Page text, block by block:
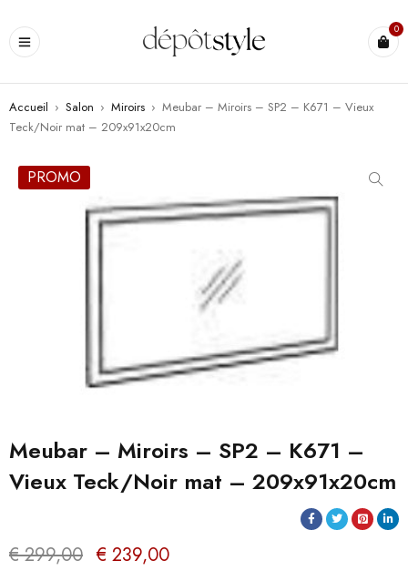
0
Accueil › Salon › Miroirs › Meubar – Miroirs – SP2 – K671 – Vieux
Teck/Noir mat – 209x91x20cm
PROMO
Meubar – Miroirs – SP2 – K671 –
Vieux Teck/Noir mat – 209x91x20cm
€299,00 € 239,00